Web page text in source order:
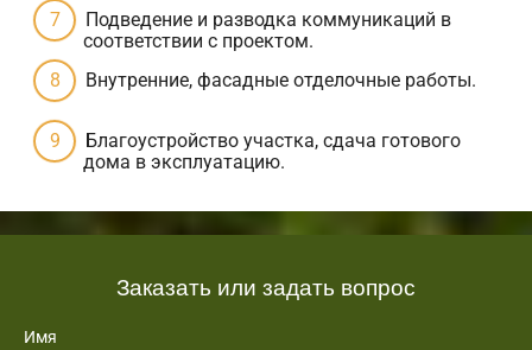
Подведение и разводка коммуникаций в
соответствии с проектом.
Внутренние, фасадные отделочные работы.
Благоустройство участка, сдача готового
дома в эксплуатацию.
Заказать или задать вопрос
Имя